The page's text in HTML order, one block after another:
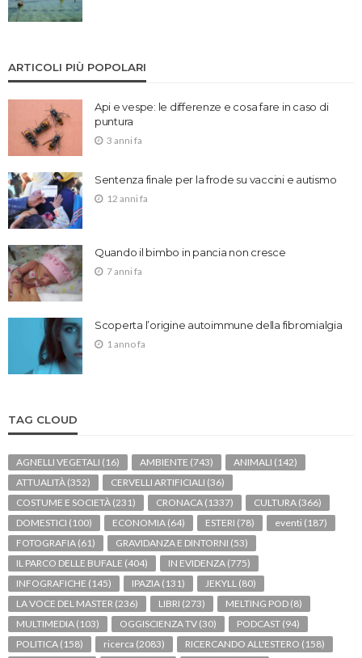
ARTICOLI PIÙ POPOLARI
Api e vespe: le differenze e cosa fare in caso di
puntura
3 anni fa
Sentenza finale per la frode su vaccini e autismo
12 anni fa
Quando il bimbo in pancia non cresce
7 anni fa
Scoperta l’origine autoimmune della fibromialgia
1 anno fa
TAG CLOUD
AGNELLI VEGETALI (16) AMBIENTE (743) ANIMALI (142)
ATTUALITÀ (352) CERVELLI ARTIFICIALI (36)
COSTUME E SOCIETÀ (231) CRONACA (1337) CULTURA (366)
DOMESTICI (100) ECONOMIA (64) ESTERI (78) eventi (187)
FOTOGRAFIA (61) GRAVIDANZA E DINTORNI (53)
IL PARCO DELLE BUFALE (404) IN EVIDENZA (775)
INFOGRAFICHE (145) IPAZIA (131) JEKYLL (80)
LA VOCE DEL MASTER (236) LIBRI (273) MELTING POD (8)
MULTIMEDIA (103) OGGISCIENZA TV (30) PODCAST (94)
POLITICA (158) ricerca (2083) RICERCANDO ALL'ESTERO (158)